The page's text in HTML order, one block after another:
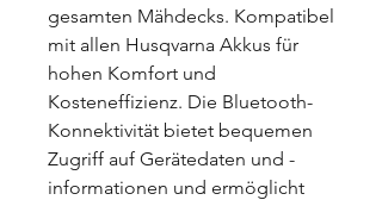
gesamten Mähdecks. Kompatibel
mit allen Husqvarna Akkus für
hohen Komfort und
Kosteneffizienz. Die Bluetooth-
Konnektivität bietet bequemen
Zugriff auf Gerätedaten und -
informationen und ermöglicht